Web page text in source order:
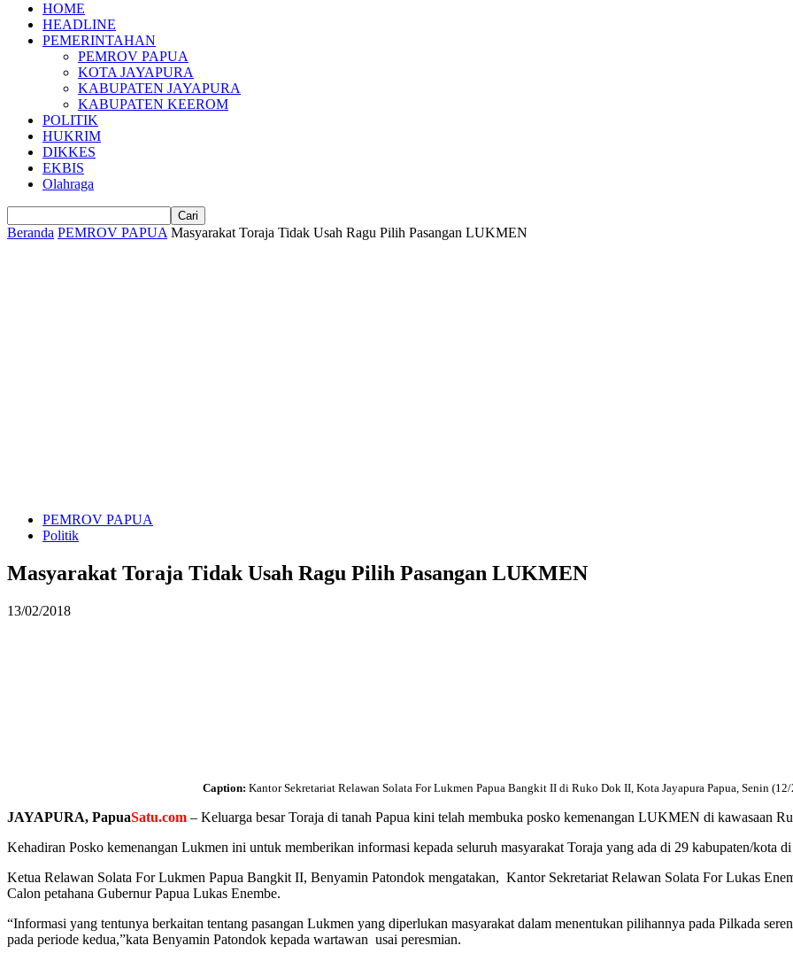
HOME
HEADLINE
PEMERINTAHAN
PEMROV PAPUA
KOTA JAYAPURA
KABUPATEN JAYAPURA
KABUPATEN KEEROM
POLITIK
HUKRIM
DIKKES
EKBIS
Olahraga
Beranda PEMROV PAPUA Masyarakat Toraja Tidak Usah Ragu Pilih Pasangan LUKMEN
PEMROV PAPUA
Politik
Masyarakat Toraja Tidak Usah Ragu Pilih Pasangan LUKMEN
13/02/2018
Caption: Kantor Sekretariat Relawan Solata For Lukmen Papua Bangkit II di Ruko Dok II, Kota Jayapura Papua, Senin
JAYAPURA, PapuaSatu.com – Keluarga besar Toraja di tanah Papua kini telah membuka posko kemenangan LUKMEN di kawasaan
Kehadiran Posko kemenangan Lukmen ini untuk memberikan informasi kepada seluruh masyarakat Toraja yang ada di 29 kabupaten/kota di
Ketua Relawan Solata For Lukmen Papua Bangkit II, Benyamin Patondok mengatakan, Kantor Sekretariat Relawan Solata For Lukas
Calon petahana Gubernur Papua Lukas Enembe.
“Informasi yang tentunya berkaitan tentang pasangan Lukmen yang diperlukan masyarakat dalam menentukan pilihannya pada Pilkada
pada periode kedua,”kata Benyamin Patondok kepada wartawan usai peresmian.